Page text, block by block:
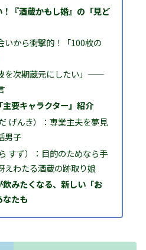
『酒蔵かもし婚』の「見ど
いから衝撃的！「100枚の
を次期蔵元にしたい」——
要キャラクター」紹介
げんき）：専業主夫を夢見
男子
すず）：目的のためなら手
えわたる酒蔵の跡取り娘
みたくなる、新しい「お
なたも